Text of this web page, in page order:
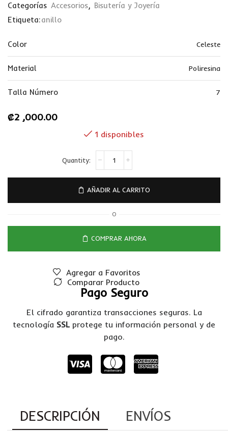
Categorías Accesorios, Bisutería y Joyería
Etiqueta:anillo
Color Celeste
Material Poliresina
Talla Número 7
₡2 ,000.00
1 disponibles
AÑADIR AL CARRITO
O
COMPRAR AHORA
Agregar a Favoritos
Comparar Producto
Pago Seguro
El cifrado garantiza transacciones seguras. La
tecnología SSL protege tu información personal y de
pago.
DESCRIPCIÓN ENVÍOS